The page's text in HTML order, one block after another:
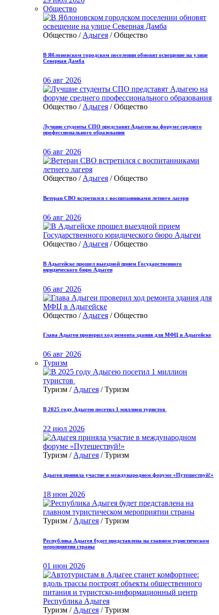
Общество
Общество / Адыгея / Общество
В Яблоновском городском поселении обновят освещение на улице
Северная Дамба
06 авг 2026
Общество / Адыгея / Общество
Лучшие студенты СПО представят Адыгею на форуме среднего
профессионального образования
06 авг 2026
Общество / Адыгея / Общество
Ветеран СВО встретился с воспитанниками летнего лагеря
06 авг 2026
Общество / Адыгея / Общество
В Адыгейске прошел выездной прием Государственного
юридического бюро Адыгеи
06 авг 2026
Общество / Адыгея / Общество
Глава Адыгеи проверил ход ремонта здания для МФЦ в Адыгейске
06 авг 2026
Туризм
Туризм /Адыгея / Туризм
В 2025 году Адыгею посетил 1 миллион туристов
22 июл 2026
Туризм / Адыгея / Туризм
Адыгея приняла участие в международном форуме «Путешествуй!»
18 июн 2026
Туризм / Адыгея / Туризм
Республика Адыгея будет представлена на главном туристическом
мероприятии страны
01 июн 2026
Туризм / Адыгея / Туризм